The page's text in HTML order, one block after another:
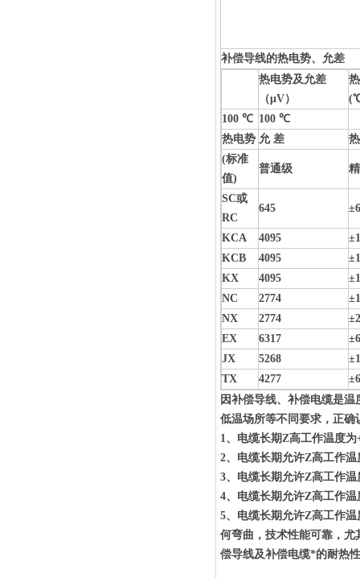
补偿导线的热电势、允差
热电势及允差
（μV）
100 ℃ 100 ℃
热电势 允 差
(标准
值)
普通级
SC或
RC
645
KCA 4095
KCB
4095
KX
4095
NC
2774
NX
2774
EX
6317
JX
5268
TX
4277
因补偿导线、补偿电缆是
低温场所等不同要求，正
1、电缆长期Z高工作温度
2、电缆长期允许Z高工作
3、电缆长期允许Z高工作
4、电缆长期允许Z高工作
5、电缆长期允许Z高工作
何弯曲，技术性能可靠，
偿导线及补偿电缆*的耐热